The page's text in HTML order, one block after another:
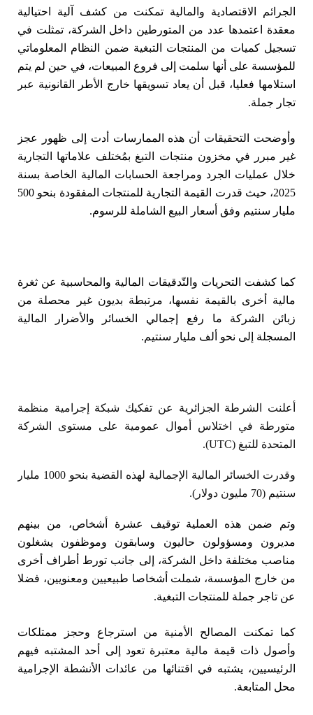
الجرائم الاقتصادية والمالية تمكنت من كشف آلية احتيالية
معقدة اعتمدها عدد من المتورطين داخل الشركة، تمثلت في
تسجيل كميات من المنتجات التبغية ضمن النظام المعلوماتي
للمؤسسة على أنها سلمت إلى فروع المبيعات، في حين لم يتم
استلامها فعليا، قبل أن يعاد تسويقها خارج الأطر القانونية عبر
تجار جملة.
وأوضحت التحقيقات أن هذه الممارسات أدت إلى ظهور عجز
غير مبرر في مخزون منتجات التبغ بمُختلف علاماتها التجارية
خلال عمليات الجرد ومراجعة الحسابات المالية الخاصة بسنة
2025، حيث قدرت القيمة التجارية للمنتجات المفقودة بنحو 500
مليار سنتيم وفق أسعار البيع الشاملة للرسوم.
كما كشفت التحريات والتّدقيقات المالية والمحاسبية عن ثغرة
مالية أخرى بالقيمة نفسها، مرتبطة بديون غير محصلة من
زبائن الشركة ما رفع إجمالي الخسائر والأضرار المالية
المسجلة إلى نحو ألف مليار سنتيم.
أعلنت الشرطة الجزائرية عن تفكيك شبكة إجرامية منظمة
متورطة في اختلاس أموال عمومية على مستوى الشركة
المتحدة للتبغ (UTC).
وقدرت الخسائر المالية الإجمالية لهذه القضية بنحو 1000 مليار
سنتيم (70 مليون دولار).
وتم ضمن هذه العملية توقيف عشرة أشخاص، من بينهم
مديرون ومسؤولون حاليون وسابقون وموظفون يشغلون
مناصب مختلفة داخل الشركة، إلى جانب تورط أطراف أخرى
من خارج المؤسسة، شملت أشخاصا طبيعيين ومعنويين، فضلا
عن تاجر جملة للمنتجات التبغية.
كما تمكنت المصالح الأمنية من استرجاع وحجز ممتلكات
وأصول ذات قيمة مالية معتبرة تعود إلى أحد المشتبه فيهم
الرئيسيين، يشتبه في اقتنائها من عائدات الأنشطة الإجرامية
محل المتابعة.